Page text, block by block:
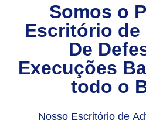
Somos o
Escritório de
De
Execuções
todo o
Nosso Escritório de